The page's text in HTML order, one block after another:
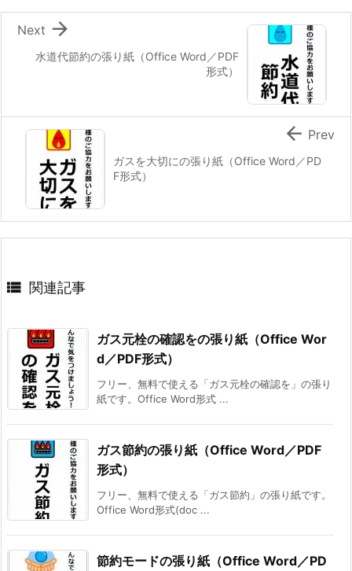
水道代節約の張り紙（Office Word／PDF
形式）

Next
ガスを大切にの張り紙（Office Word／PD
F形式）
 Prev
 関連記事
ガス元栓の確認をの張り紙（Office Wor
d／PDF形式）
フリー、無料で使える「ガス元栓の確認を」の張り
紙です。Office Word形式 ...
ガス節約の張り紙（Office Word／PDF
形式）
フリー、無料で使える「ガス節約」の張り紙です。
Office Word形式(doc ...
節約モードの張り紙（Office Word／PD